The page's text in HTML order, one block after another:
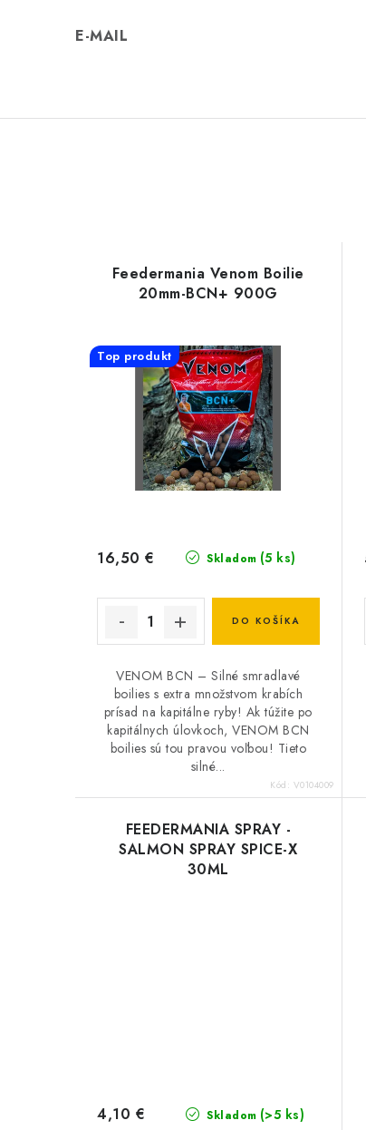
E-MAIL
Feedermania Venom Boilie
20mm-BCN+ 900G
Top produkt
Skladom (5 ks)
16,50 €
DO KOŠÍKA
VENOM BCN – Silné smradlavé
boilies s extra množstvom krabích
prísad na kapitálne ryby! Ak túžite po
kapitálnych úlovkoch, VENOM BCN
boilies sú tou pravou voľbou! Tieto
silné...
Kód: V0104009
FEEDERMANIA SPRAY -
SALMON SPRAY SPICE-X
30ML
Skladom (>5 ks)
4,10 €